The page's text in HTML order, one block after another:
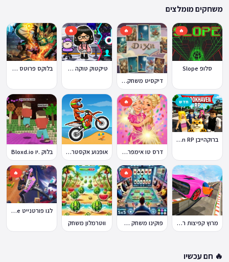
לצד תוספות שוטפות של משחקים חדשים.
משחקים מומלצים
🔥
סלופ Slope
🔥
דיקסיט משחק Dixit
🔥
טיקטוק טוקה בוקה בלוקס פרוטס Blox Fruits
חדש
ברוקהייבן Brookhaven RP
🔥
דרס טו אימפרס Dress To Impress אופנוע אקסטרים Moto X3M בלוק .יו Bloxd.io
מרוץ קפיצות רמפה
🔥
פוקינו משחק אונליין ווטרמלון משחק
🔥
לגו פורטנייט Lego Fortnite
🔥 חם עכשיו